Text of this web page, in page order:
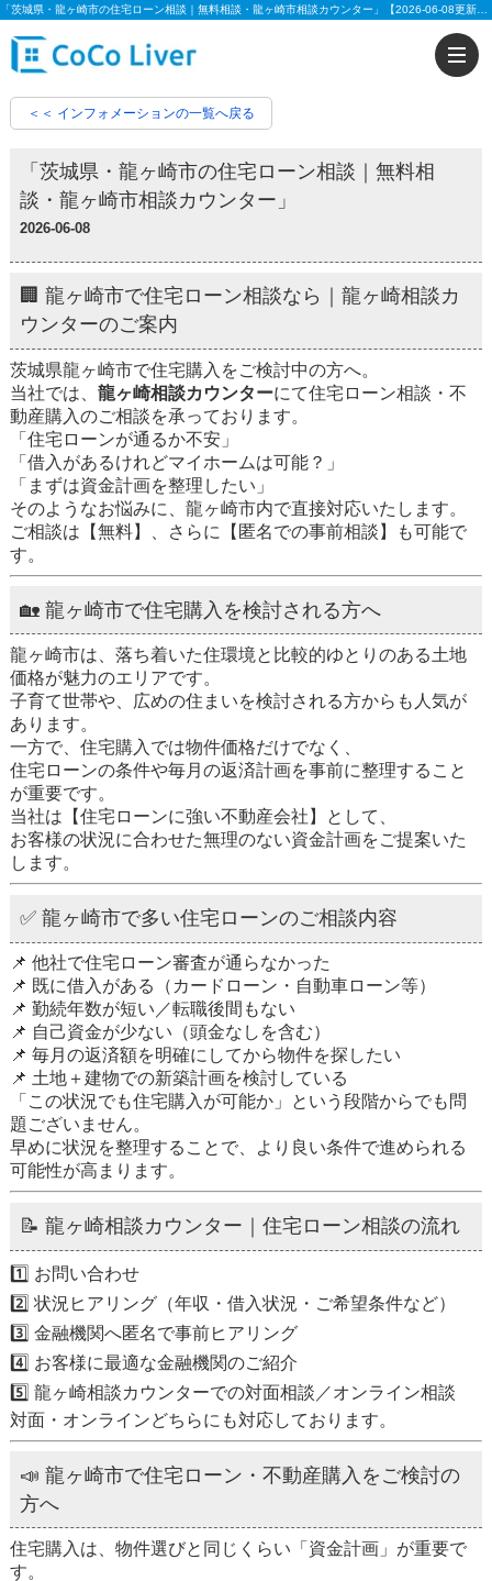
＜＜ インフォメーションの一覧へ戻る
「茨城県・龍ヶ崎市の住宅ローン相談｜無料相
談・龍ヶ崎市相談カウンター」
2026-06-08
🏢 龍ヶ崎市で住宅ローン相談なら｜龍ヶ崎相談カ
ウンターのご案内
茨城県龍ヶ崎市で住宅購入をご検討中の方へ。
当社では、 龍ヶ崎相談カウンターにて住宅ローン相談・不
動産購入のご相談を承っております。
「住宅ローンが通るか不安」
「借入があるけれどマイホームは可能？」
「まずは資金計画を整理したい」
そのようなお悩みに、龍ヶ崎市内で直接対応いたします。
ご相談は【無料】、さらに【匿名での事前相談】も可能で
す。
🏡 龍ヶ崎市で住宅購入を検討される方へ
龍ヶ崎市は、落ち着いた住環境と比較的ゆとりのある土地
価格が魅力のエリアです。
子育て世帯や、広めの住まいを検討される方からも人気が
あります。
一方で、住宅購入では物件価格だけでなく、
住宅ローンの条件や毎月の返済計画を事前に整理すること
が重要です。
当社は【住宅ローンに強い不動産会社】として、
お客様の状況に合わせた無理のない資金計画をご提案いた
します。
✅ 龍ヶ崎市で多い住宅ローンのご相談内容
📌 他社で住宅ローン審査が通らなかった
📌 既に借入がある（カードローン・自動車ローン等）
📌 勤続年数が短い／転職後間もない
📌 自己資金が少ない（頭金なしを含む）
📌 毎月の返済額を明確にしてから物件を探したい
📌 土地＋建物での新築計画を検討している
「この状況でも住宅購入が可能か」という段階からでも問
題ございません。
早めに状況を整理することで、より良い条件で進められる
可能性が高まります。
📝 龍ヶ崎相談カウンター｜住宅ローン相談の流れ
1️⃣ お問い合わせ
2️⃣ 状況ヒアリング（年収・借入状況・ご希望条件など）
3️⃣ 金融機関へ匿名で事前ヒアリング
4️⃣ お客様に最適な金融機関のご紹介
5️⃣ 龍ヶ崎相談カウンターでの対面相談／オンライン相談
対面・オンラインどちらにも対応しております。
📣 龍ヶ崎市で住宅ローン・不動産購入をご検討の
方へ
住宅購入は、物件選びと同じくらい「資金計画」が重要で
す。